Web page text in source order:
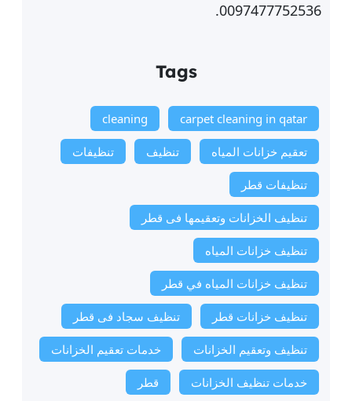
0097477752536.
Tags
carpet cleaning in qatar
cleaning
تعقيم خزانات المياه تنظيف تنظيفات
تنظيفات قطر
تنظيف الخزانات وتعقيمها فى قطر
تنظيف خزانات المياه
تنظيف خزانات المياه في قطر
تنظيف خزانات قطر تنظيف سجاد فى قطر
تنظيف وتعقيم الخزانات خدمات تعقيم الخزانات
خدمات تنظيف الخزانات قطر